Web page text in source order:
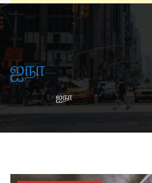
ஐநா
Home-ஐநா